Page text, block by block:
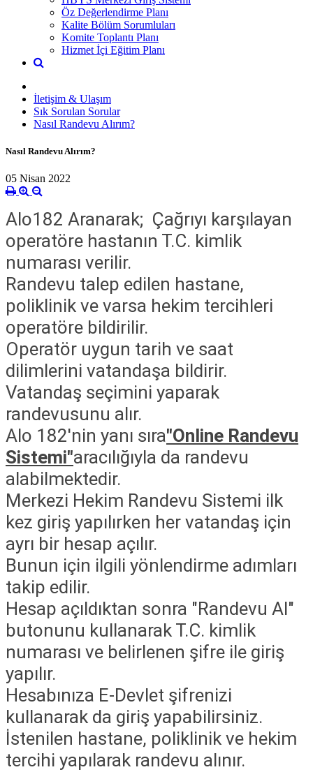
Öz Değerlendirme Planı
Kalite Bölüm Sorumluları
Komite Toplantı Planı
Hizmet İçi Eğitim Planı
İletişim & Ulaşım
Sık Sorulan Sorular
Nasıl Randevu Alırım?
Nasıl Randevu Alırım?
05 Nisan 2022
Alo182 Aranarak; Çağrıyı karşılayan
operatöre hastanın T.C. kimlik
numarası verilir.
Randevu talep edilen hastane,
poliklinik ve varsa hekim tercihleri
operatöre bildirilir.
Operatör uygun tarih ve saat
dilimlerini vatandaşa bildirir.
Vatandaş seçimini yaparak
randevusunu alır.
Alo 182'nin yanı sıra"Online Randevu
Sistemi"aracılığıyla da randevu
alabilmektedir.
Merkezi Hekim Randevu Sistemi ilk
kez giriş yapılırken her vatandaş için
ayrı bir hesap açılır.
Bunun için ilgili yönlendirme adımları
takip edilir.
Hesap açıldıktan sonra "Randevu Al"
butonunu kullanarak T.C. kimlik
numarası ve belirlenen şifre ile giriş
yapılır.
Hesabınıza E-Devlet şifrenizi
kullanarak da giriş yapabilirsiniz.
İstenilen hastane, poliklinik ve hekim
tercihi yapılarak randevu alınır.